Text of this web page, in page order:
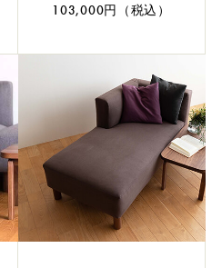
103,000円（税込）